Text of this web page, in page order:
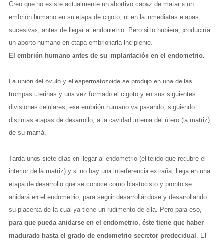
Creo que no existe actualmente un abortivo capaz de matar a un
embrión humano en su etapa de cigoto, ni en la inmediatas etapas
sucesivas, antes de llegar al endometrio. Pero si lo hubiera, produciría
un aborto humano en etapa embrionaria incipiente.
El embrión humano antes de su implantación en el endometrio.
La unión del óvulo y el espermatozoide se produjo en una de las
trompas uterinas y una vez formado el cigoto y en sus siguientes
divisiones celulares, ese embrión humano va pasando, siguiendo
distintas etapas de desarrollo, a la cavidad interna del útero (la matriz)
de su mamá.
Tarda unos siete días en llegar al endometrio (el tejido que recubre el
interior de la matriz) y si no hay una interferencia extraña, llega en una
etapa de desarrollo que se conoce como blastocisto y pronto se
anidará en el endometrio, para seguir desarrollándose y desarrollando
su placenta de la cual ya tiene un rudimento de ella. Pero para eso,
para que pueda anidarse en el endometrio, éste tiene que haber
madurado hasta el grado de endometrio secretor predecidual . El